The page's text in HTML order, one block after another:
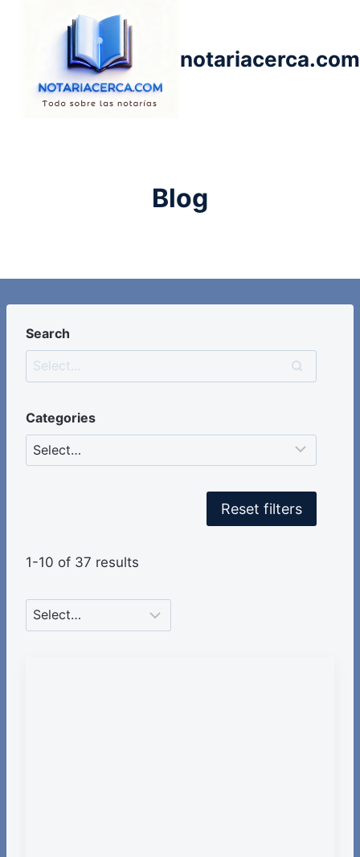
notariacerca.com
Blog
Search
Categories
Reset filters
1-10 of 37 results